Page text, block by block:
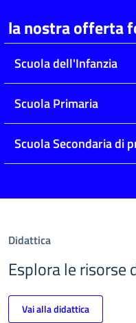
la nostra offerta
Scuola dell'Infanzia
Scuola Primaria
Scuola Secondaria di
Didattica
Esplora le
Vai alla didattica